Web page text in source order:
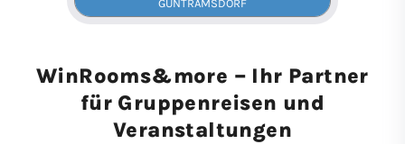
WinRooms&more – Ihr Partner
für Gruppenreisen und
Veranstaltungen